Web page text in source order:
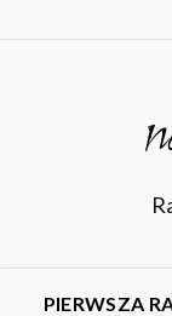
PIERWSZA